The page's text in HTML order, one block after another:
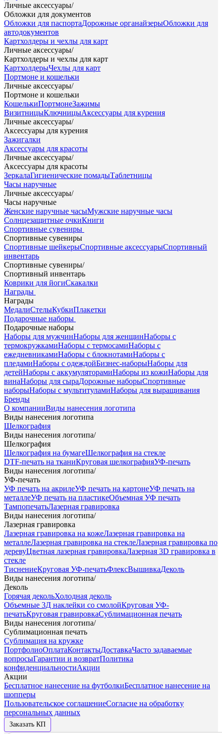
Личные аксессуары/
Обложки для документов
Обложки для паспортаДорожные органайзерыОбложки для
автодокументов
Картхолдеры и чехлы для карт
Личные аксессуары/
Картхолдеры и чехлы для карт
КартхолдерыЧехлы для карт
Портмоне и кошельки
Личные аксессуары/
Портмоне и кошельки
КошелькиПортмонеЗажимы
ВизитницыКлючницыАксессуары для курения
Личные аксессуары/
Аксессуары для курения
Зажигалки
Аксессуары для красоты
Личные аксессуары/
Аксессуары для красоты
ЗеркалаГигиенические помадыТаблетницы
Часы наручные
Личные аксессуары/
Часы наручные
Женские наручные часыМужские наручные часы
Солнцезащитные очкиКниги
Спортивные сувениры
Спортивные сувениры
Спортивные шейкерыСпортивные аксессуарыСпортивный
инвентарь
Спортивные сувениры/
Спортивный инвентарь
Коврики для йогиСкакалки
Награды
Награды
МедалиСтелыКубкиПлакетки
Подарочные наборы
Подарочные наборы
Наборы для мужчинНаборы для женщинНаборы с
термокружкамиНаборы с термосамиНаборы с
ежедневникамиНаборы с блокнотамиНаборы с
пледамиНаборы с одеждойБизнес-наборыНаборы для
детейНаборы с аккумуляторамиНаборы из кожиНаборы для
винаНаборы для сыраДорожные наборыСпортивные
наборыНаборы с мультитуламиНаборы для выращивания
Бренды
О компанииВиды нанесения логотипа
Виды нанесения логотипа
Шелкография
Виды нанесения логотипа/
Шелкография
Шелкография на бумагеШелкография на стекле
DTF-печать на тканиКруговая шелкографияУФ-печать
Виды нанесения логотипа/
УФ-печать
УФ печать на акрилеУФ печать на картонеУФ печать на
металлеУФ печать на пластикеОбъемная УФ печать
ТампопечатьЛазерная гравировка
Виды нанесения логотипа/
Лазерная гравировка
Лазерная гравировка на кожеЛазерная гравировка на
металлеЛазерная гравировка на стеклеЛазерная гравировка по
деревуЦветная лазерная гравировкаЛазерная 3D гравировка в
стекле
ТиснениеКруговая УФ-печатьФлексВышивкаДеколь
Виды нанесения логотипа/
Деколь
Горячая декольХолодная деколь
Объемные 3Д наклейки со смолойКруговая УФ-
печатьКруговая гравировкаСублимационная печать
Виды нанесения логотипа/
Сублимационная печать
Сублимация на кружке
ПортфолиоОплатаКонтактыДоставкаЧасто задаваемые
вопросыГарантии и возвратПолитика
конфиденциальностиАкции
Акции
Бесплатное нанесение на футболкиБесплатное нанесение на
шопперы
Пользовательское соглашениеСогласие на обработку
персональных данных
Заказать КП